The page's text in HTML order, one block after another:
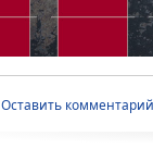
Оставить комментарий